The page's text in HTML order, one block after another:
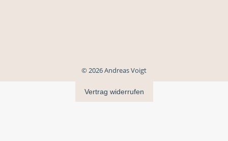
© 2026 Andreas Voigt
Vertrag widerrufen